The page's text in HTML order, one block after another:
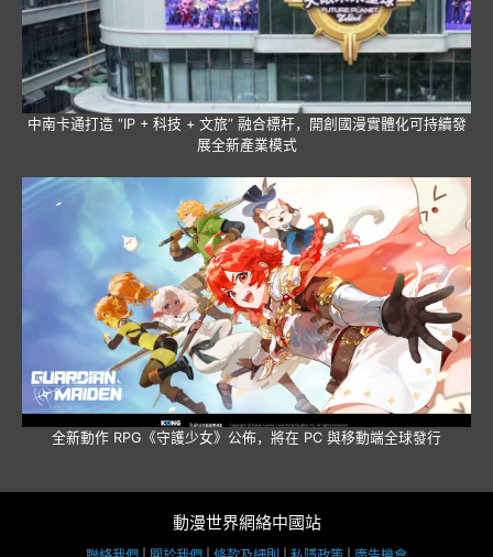
中南卡通打造 “IP + 科技 + 文旅” 融合標杆，開創國漫實體化可持續發
展全新產業模式
全新動作 RPG《守護少女》公佈，將在 PC 與移動端全球發行
動漫世界網絡中國站